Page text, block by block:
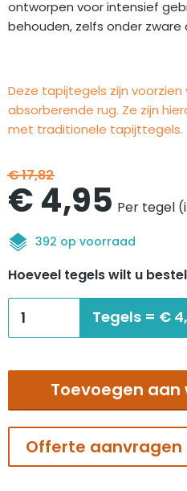
ontworpen voor intensief
behouden, zelfs onder
Deze tapijtegels zijn voorzien
absorberende rug. Ze zijn
met traditionele tapijttegels.
€17,82
prijs
was:
€17,82.
€4,95
prijs
is:
Per tegel
392 op voorraad
Hoeveel tegels wilt u
clay
aantal
Tegels = €
Toevoegen
Offerte aanvragen